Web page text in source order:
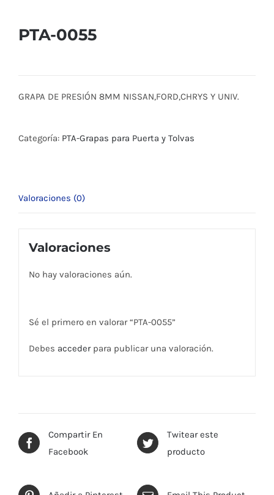
PTA-0055
GRAPA DE PRESIÓN 8MM NISSAN,FORD,CHRYS Y UNIV.
Categoría: PTA-Grapas para Puerta y Tolvas
Valoraciones (0)
Valoraciones
No hay valoraciones aún.
Sé el primero en valorar “PTA-0055”
Debes accederpara publicar una valoración.
Compartir En
Facebook
Twitear este
producto